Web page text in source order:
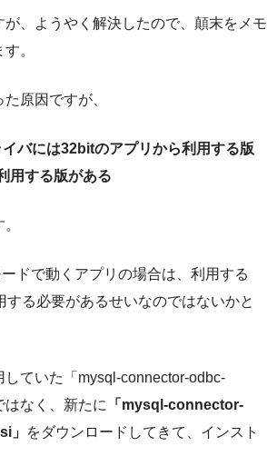
、ようやく解決したので、顛末をメモ
。
原因ですが、
バには32bitのアプリから利用する版
用する版がある
ドで動くアプリの場合は、利用する
る必要があるせいなのではないかと
ていた「mysql-connector-odbc-
はなく、新たに
「mysql-connector-
」 をダウンロードしてきて、インスト